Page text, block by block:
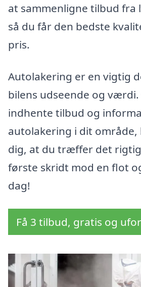
at sammenligne tilbud fra
så du får den bedste
pris.
Autolakering er en vigtig
bilens udseende og værdi.
indhente tilbud og
autolakering i dit område,
dig, at du træffer det
første skridt mod en flot
dag!
Få 3 tilbud, gratis og